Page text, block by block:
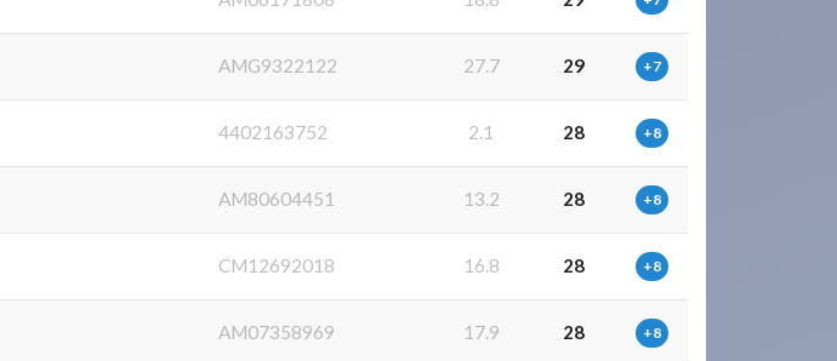
AMG9322122 27.7 29 +7
4402163752 2.1 28 +8
AM80604451 13.2 28 +8
CM12692018 16.8 28 +8
AM07358969 17.9 28 +8